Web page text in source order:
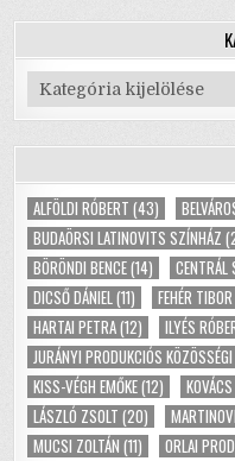
Kategóriák
ALFÖLDI RÓBERT (43)
BUDAÖRSI LATINOVITS SZÍNHÁZ
BÖRÖNDI BENCE(14) CENTRÁL
DICSŐ DÁNIEL (11) FEHÉR TIBOR
HARTAI PETRA(12) ILYÉS
JURÁNYI PRODUKCIÓS
KISS-VÉGH EMŐKE(12)
LÁSZLÓ ZSOLT (20)
MUCSI ZOLTÁN (11) ORLAI